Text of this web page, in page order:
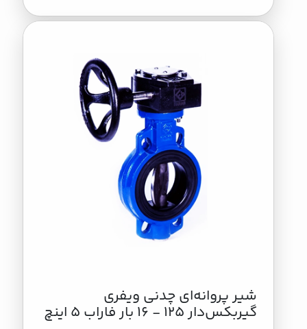
شیر پروانه‌ای چدنی ویفری
گیربکس‌دار 125 - 16 بار فاراب 5 اینچ